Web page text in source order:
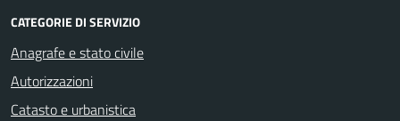
CATEGORIE DI SERVIZIO
Anagrafe e stato civile
Autorizzazioni
Catasto e urbanistica